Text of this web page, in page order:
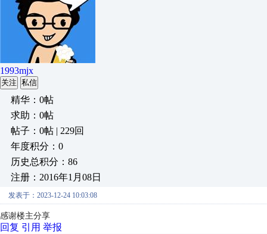
1993mjx
关注 私信
精华：0帖
求助：0帖
帖子：0帖 | 229回
年度积分：0
历史总积分：86
注册：2016年1月08日
发表于：2023-12-24 10:03:08
感谢楼主分享
回复 引用 举报